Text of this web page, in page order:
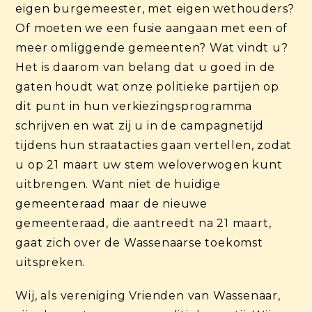
eigen burgemeester, met eigen wethouders?
Of moeten we een fusie aangaan met een of
meer omliggende gemeenten? Wat vindt u?
Het is daarom van belang dat u goed in de
gaten houdt wat onze politieke partijen op
dit punt in hun verkiezingsprogramma
schrijven en wat zij u in de campagnetijd
tijdens hun straatacties gaan vertellen, zodat
u op 21 maart uw stem weloverwogen kunt
uitbrengen. Want niet de huidige
gemeenteraad maar de nieuwe
gemeenteraad, die aantreedt na 21 maart,
gaat zich over de Wassenaarse toekomst
uitspreken.
Wij, als vereniging Vrienden van Wassenaar,